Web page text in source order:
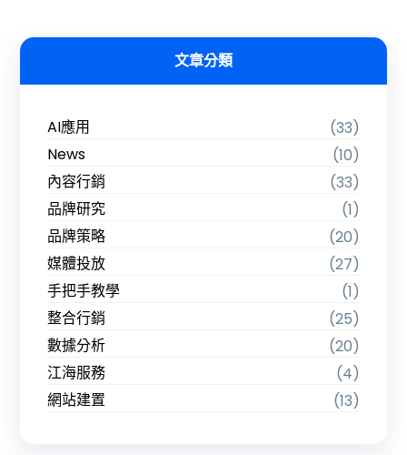
文章分類
AI應用
(33)
News
(10)
內容行銷
(33)
品牌研究
(1)
品牌策略
(20)
媒體投放
(27)
手把手教學
(1)
整合行銷
(25)
數據分析
(20)
江海服務
(4)
網站建置
(13)